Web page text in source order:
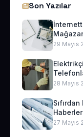
Son Yazılar
29 Mayıs
28 Mayıs
27 Mayıs